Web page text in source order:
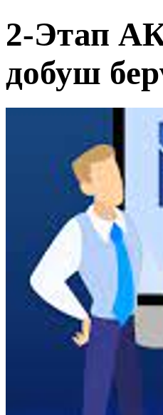
2-Этап
добуш